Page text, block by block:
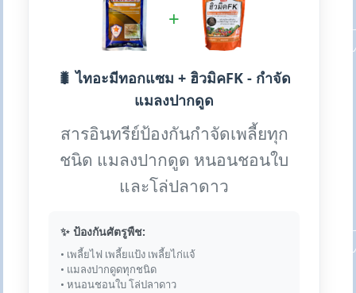
+
🐛 ไทอะมีทอกแซม + ฮิวมิคFK - กำจัด
แมลงปากดูด
สารอินทรีย์ป้องกันกำจัดเพลี้ยทุก
ชนิด แมลงปากดูด หนอนชอนใบ
และโล่ปลาดาว
✨ ป้องกันศัตรูพืช:
• เพลี้ยไฟ เพลี้ยแป้ง เพลี้ยไก่แจ้
• แมลงปากดูดทุกชนิด
• หนอนชอนใบ โล่ปลาดาว